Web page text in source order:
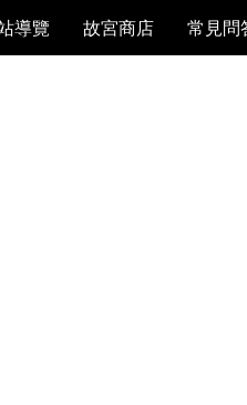
導覽 故宮商店 常見問